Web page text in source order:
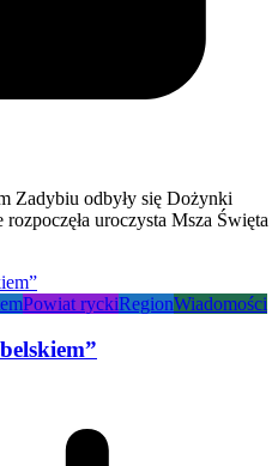
Zadybiu odbyły się Dożynki
uroczysta Msza Święta
Powiat ryckiRegionWiadomości